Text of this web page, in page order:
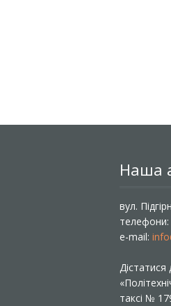
Наша
вул.
телефони:
e-mail:
Дістатися
таксі №